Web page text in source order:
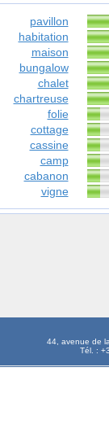
pavillon
habitation
maison
bungalow
chalet
chartreuse
folie
cottage
cassine
camp
cabanon
vigne
44, avenue de
Tél. :